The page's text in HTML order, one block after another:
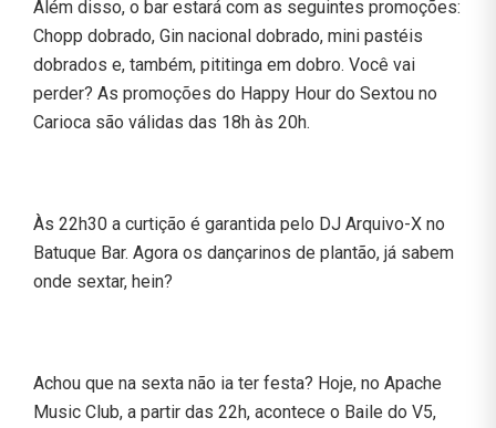
Além disso, o bar estará com as seguintes promoções:
Chopp dobrado, Gin nacional dobrado, mini pastéis
dobrados e, também, pititinga em dobro. Você vai
perder? As promoções do Happy Hour do Sextou no
Carioca são válidas das 18h às 20h.
Às 22h30 a curtição é garantida pelo DJ Arquivo-X no
Batuque Bar. Agora os dançarinos de plantão, já sabem
onde sextar, hein?
Achou que na sexta não ia ter festa? Hoje, no Apache
Music Club, a partir das 22h, acontece o Baile do V5,